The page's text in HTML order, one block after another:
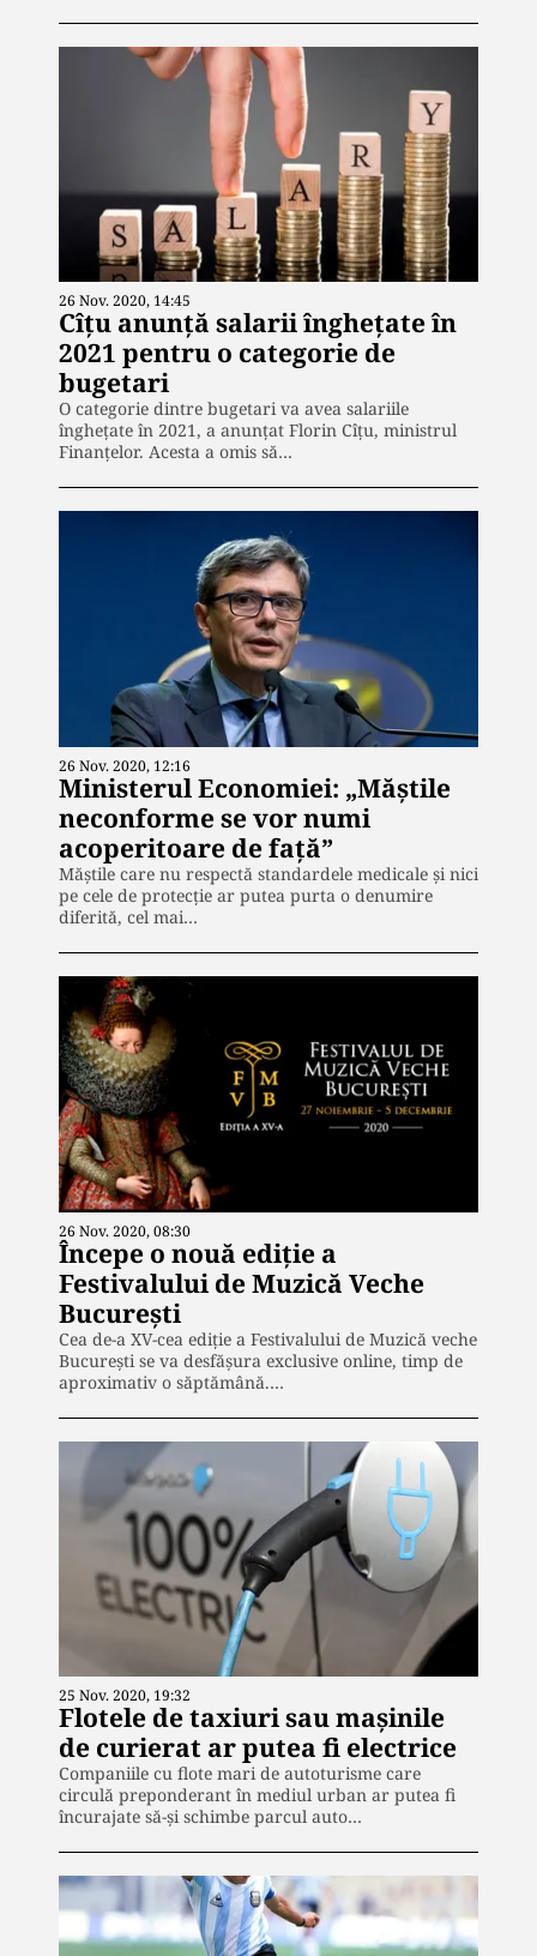
26 Nov. 2020, 14:45
Cîțu anunță salarii înghețate în
2021 pentru o categorie de
bugetari
O categorie dintre bugetari va avea salariile
înghețate în 2021, a anunțat Florin Cîțu, ministrul
Finanțelor. Acesta a omis să…
26 Nov. 2020, 12:16
Ministerul Economiei: „Măștile
neconforme se vor numi
acoperitoare de față”
Măștile care nu respectă standardele medicale și nici
pe cele de protecție ar putea purta o denumire
diferită, cel mai…
26 Nov. 2020, 08:30
Începe o nouă ediție a
Festivalului de Muzică Veche
Bucureşti
Cea de-a XV-cea ediție a Festivalului de Muzică veche
București se va desfășura exclusive online, timp de
aproximativ o săptămână.…
25 Nov. 2020, 19:32
Flotele de taxiuri sau mașinile
de curierat ar putea fi electrice
Companiile cu flote mari de autoturisme care
circulă preponderant în mediul urban ar putea fi
încurajate să-și schimbe parcul auto…